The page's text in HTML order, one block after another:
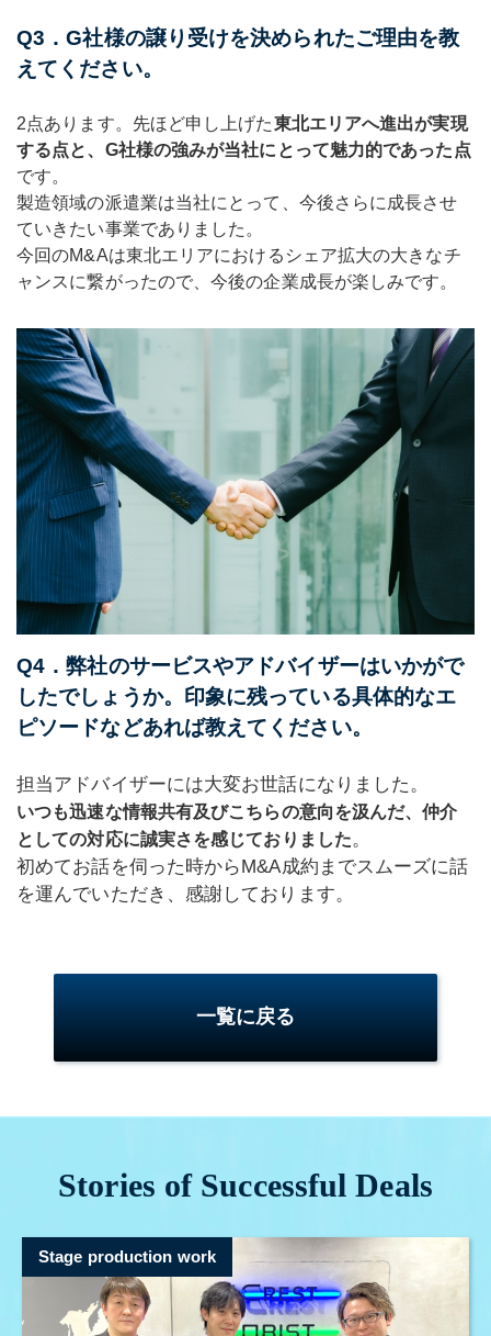
Q3．G社様の譲り受けを決められたご理由を教
えてください。
2点あります。先ほど申し上げた東北エリアへ進出が実現
する点と、G社様の強みが当社にとって魅力的であった点
です。
製造領域の派遣業は当社にとって、今後さらに成長させ
ていきたい事業でありました。
今回のM&Aは東北エリアにおけるシェア拡大の大きなチ
ャンスに繋がったので、今後の企業成長が楽しみです。
Q4．弊社のサービスやアドバイザーはいかがで
したでしょうか。印象に残っている具体的なエ
ピソードなどあれば教えてください。
担当アドバイザーには大変お世話になりました。
いつも迅速な情報共有及びこちらの意向を汲んだ、仲介
としての対応に誠実さを感じておりました。
初めてお話を伺った時からM&A成約までスムーズに話
を運んでいただき、感謝しております。
一覧に戻る
Stories of Successful Deals
Stage production work